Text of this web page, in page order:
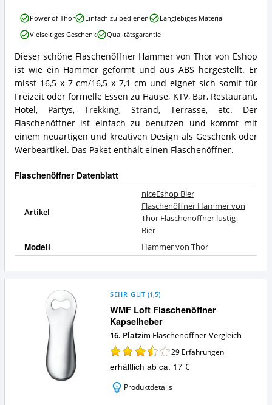
ist
dieser
Flaschenöffner
niceEshop
Bier
Flaschenöffner
Hammer
von
Thor
Flaschenöffner
lustig
Bier
Was
bietet
Dieser schöne Flaschenöffner Hammer von Thor von Eshop
ist wie ein Hammer geformt und aus ABS hergestellt. Er
misst 16,5 x 7 cm/16,5 x 7,1 cm und eignet sich somit für
Freizeit oder formelle Essen zu Hause, KTV, Bar, Restaurant,
Hotel, Partys, Trekking, Strand, Terrasse, etc. Der
Flaschenöffner ist einfach zu benutzen und kommt mit
einem neuartigen und kreativen Design als Geschenk oder
Werbeartikel. Das Paket enthält einen Flaschenöffner.
Flaschenöffner Datenblatt
Artikel
niceEshop Bier
Flaschenöffner Hammer von
Thor Flaschenöffner lustig
Bier
Modell Hammer von Thor
niceEshop
Bier
Flaschenöffner
von
Thor
Flaschenöffner
lustig
Bier
Vorteile:
Was
spricht
für
Power of Thor Einfach zu bedienen
Langlebiges Material
Vielseitiges Geschenk
Qualitätsgarantie
WMF Loft Flaschenöffner
Kapselheber
SEHR GUT (1,5)
16. Platzim Flaschenöffner-Vergleich
29 Erfahrungen
erhältlich ab ca. 17 €
Produktdetails